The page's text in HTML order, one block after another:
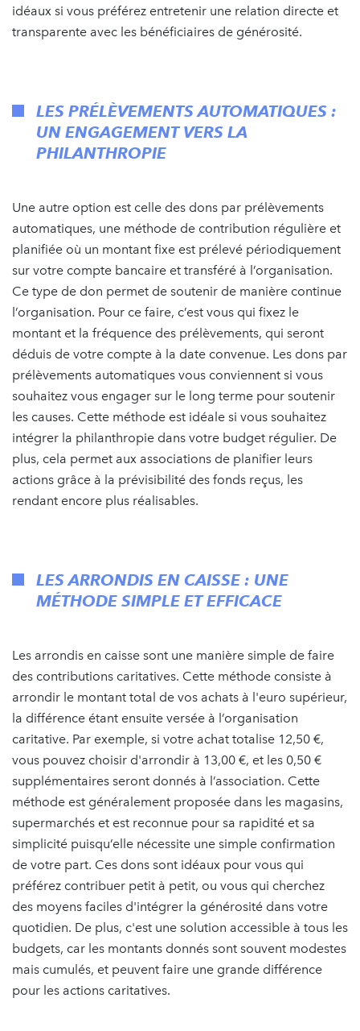
idéaux si vous préférez entretenir une relation directe et
transparente avec les bénéficiaires de générosité.
LES PRÉLÈVEMENTS AUTOMATIQUES :
UN ENGAGEMENT VERS LA
PHILANTHROPIE
Une autre option est celle des dons par prélèvements
automatiques, une méthode de contribution régulière et
planifiée où un montant fixe est prélevé périodiquement
sur votre compte bancaire et transféré à l’organisation.
Ce type de don permet de soutenir de manière continue
l’organisation. Pour ce faire, c’est vous qui fixez le
montant et la fréquence des prélèvements, qui seront
déduis de votre compte à la date convenue. Les dons par
prélèvements automatiques vous conviennent si vous
souhaitez vous engager sur le long terme pour soutenir
les causes. Cette méthode est idéale si vous souhaitez
intégrer la philanthropie dans votre budget régulier. De
plus, cela permet aux associations de planifier leurs
actions grâce à la prévisibilité des fonds reçus, les
rendant encore plus réalisables.
LES ARRONDIS EN CAISSE : UNE
MÉTHODE SIMPLE ET EFFICACE
Les arrondis en caisse sont une manière simple de faire
des contributions caritatives. Cette méthode consiste à
arrondir le montant total de vos achats à l'euro supérieur,
la différence étant ensuite versée à l’organisation
caritative. Par exemple, si votre achat totalise 12,50 €,
vous pouvez choisir d'arrondir à 13,00 €, et les 0,50 €
supplémentaires seront donnés à l’association. Cette
méthode est généralement proposée dans les magasins,
supermarchés et est reconnue pour sa rapidité et sa
simplicité puisqu’elle nécessite une simple confirmation
de votre part. Ces dons sont idéaux pour vous qui
préférez contribuer petit à petit, ou vous qui cherchez
des moyens faciles d'intégrer la générosité dans votre
quotidien. De plus, c'est une solution accessible à tous les
budgets, car les montants donnés sont souvent modestes
mais cumulés, et peuvent faire une grande différence
pour les actions caritatives.